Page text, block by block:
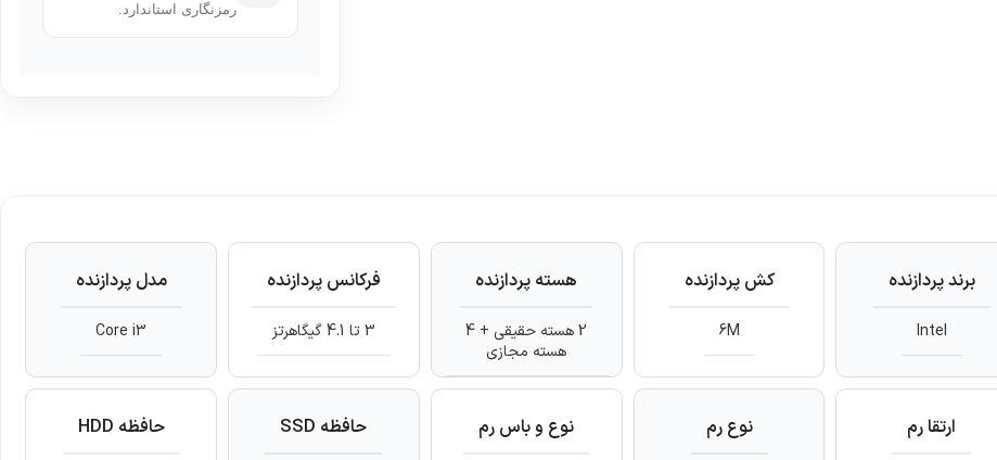
رمزنگاری استاندارد.
برند پردازنده
Intel
کش پردازنده
6M
هسته پردازنده
2 هسته حقیقی + 4
هسته مجازی
فرکانس پردازنده
3 تا 4.1 گیگاهرتز
مدل پردازنده
Core i3
ارتقا رم نوع رم نوع و باس رم حافظه SSD حافظه HDD